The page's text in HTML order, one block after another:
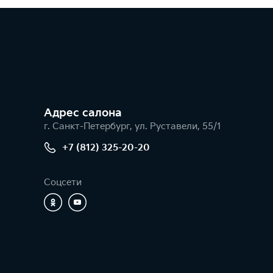
Адрес салонa
г. Санкт-Петербург, ул. Руставели, 55/1
+7 (812) 325-20-20
Соцсети